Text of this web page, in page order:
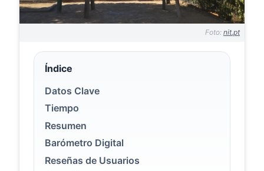
Foto: nit.pt
Índice
Datos Clave
Tiempo
Resumen
Barómetro Digital
Reseñas de Usuarios